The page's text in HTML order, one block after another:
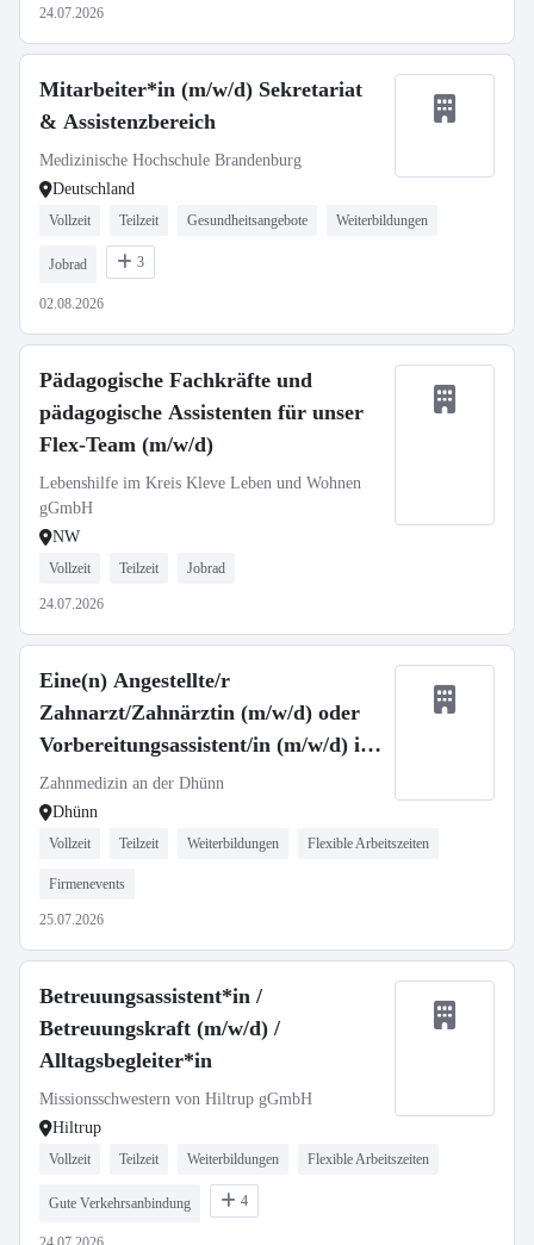
24.07.2026
Mitarbeiter*in (m/w/d) Sekretariat
& Assistenzbereich
Medizinische Hochschule Brandenburg
Deutschland
Vollzeit Teilzeit Gesundheitsangebote Weiterbildungen
Jobrad 3
02.08.2026
Pädagogische Fachkräfte und
pädagogische Assistenten für unser
Flex-Team (m/w/d)
Lebenshilfe im Kreis Kleve Leben und Wohnen
gGmbH
NW
Vollzeit Teilzeit Jobrad
24.07.2026
Eine(n) Angestellte/r
Zahnarzt/Zahnärztin (m/w/d) oder
Vorbereitungsassistent/in (m/w/d) in
Voll- oder Teilzeit
Zahnmedizin an der Dhünn
Dhünn
Vollzeit Teilzeit Weiterbildungen Flexible Arbeitszeiten
Firmenevents
25.07.2026
Betreuungsassistent*in /
Betreuungskraft (m/w/d) /
Alltagsbegleiter*in
Missionsschwestern von Hiltrup gGmbH
Hiltrup
Vollzeit Teilzeit Weiterbildungen Flexible Arbeitszeiten
Gute Verkehrsanbindung 4